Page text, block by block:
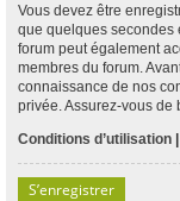
Vous devez être
que quelques secondes
forum peut également
membres du forum.
connaissance de nos
privée. Assurez-vous de
Conditions d’utilisation |
S’enregistrer